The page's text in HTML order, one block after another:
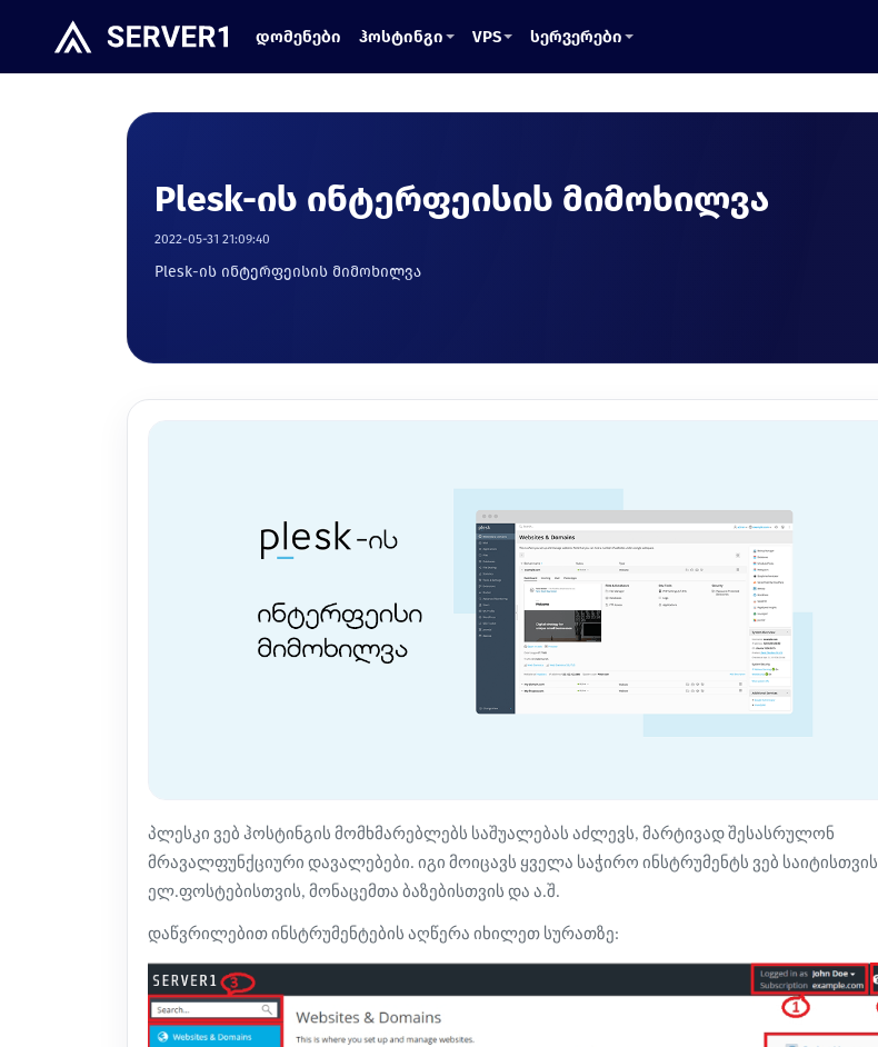
დომენები ჰოსტინგი VPS სერვერები
Plesk-ის ინტერფეისის მიმოხილვა
2022-05-31 21:09:40
Plesk-ის ინტერფეისის მიმოხილვა
პლესკი ვებ ჰოსტინგის მომხმარებლებს საშუალებას აძლევს, მარტივად შესასრულონ
მრავალფუნქციური დავალებები. იგი მოიცავს ყველა საჭირო ინსტრუმენტს ვებ საიტისთვის
ელ.ფოსტებისთვის, მონაცემთა ბაზებისთვის და ა.შ.
დაწვრილებით ინსტრუმენტების აღწერა იხილეთ სურათზე: